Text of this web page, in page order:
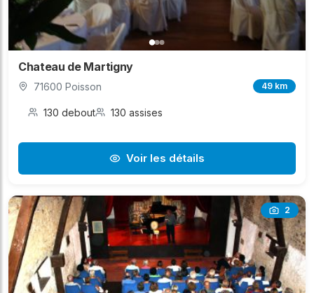
Chateau de Martigny
71600 Poisson 49 km
130 debout 130 assises
Voir les détails
2